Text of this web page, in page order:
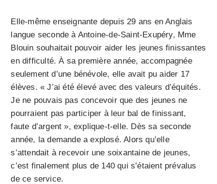
Elle-même enseignante depuis 29 ans en Anglais
langue seconde à Antoine-de-Saint-Exupéry, Mme
Blouin souhaitait pouvoir aider les jeunes finissantes
en difficulté. À sa première année, accompagnée
seulement d’une bénévole, elle avait pu aider 17
élèves. « J’ai été élevé avec des valeurs d’équités.
Je ne pouvais pas concevoir que des jeunes ne
pourraient pas participer à leur bal de finissant,
faute d’argent », explique-t-elle. Dès sa seconde
année, la demande a explosé. Alors qu’elle
s’attendait à recevoir une soixantaine de jeunes,
c’est finalement plus de 140 qui s’étaient prévalus
de ce service.